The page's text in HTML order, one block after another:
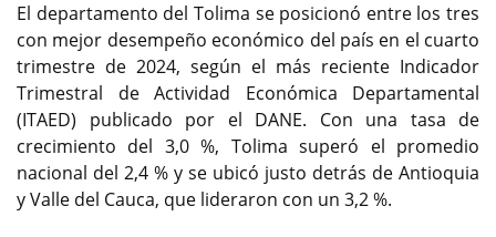
El departamento del Tolima se posicionó entre los tres
con mejor desempeño económico del país en el cuarto
trimestre de 2024, según el más reciente Indicador
Trimestral de Actividad Económica Departamental
(ITAED) publicado por el DANE. Con una tasa de
crecimiento del 3,0 %, Tolima superó el promedio
nacional del 2,4 % y se ubicó justo detrás de Antioquia
y Valle del Cauca, que lideraron con un 3,2 %.